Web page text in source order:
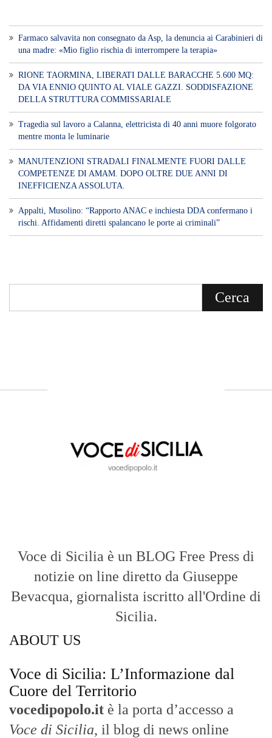
Farmaco salvavita non consegnato da Asp, la denuncia ai Carabinieri di
una madre: «Mio figlio rischia di interrompere la terapia»
RIONE TAORMINA, LIBERATI DALLE BARACCHE 5.600 MQ:
DA VIA ENNIO QUINTO AL VIALE GAZZI. SODDISFAZIONE
DELLA STRUTTURA COMMISSARIALE
Tragedia sul lavoro a Calanna, elettricista di 40 anni muore folgorato
mentre monta le luminarie
MANUTENZIONI STRADALI FINALMENTE FUORI DALLE
COMPETENZE DI AMAM. DOPO OLTRE DUE ANNI DI
INEFFICIENZA ASSOLUTA.
​Appalti, Musolino: “Rapporto ANAC e inchiesta DDA confermano i
rischi. Affidamenti diretti spalancano le porte ai criminali”
Voce di Sicilia è un BLOG Free Press di
notizie on line diretto da Giuseppe
Bevacqua, giornalista iscritto all'Ordine di
Sicilia.
ABOUT US
Voce di Sicilia: L’Informazione dal
Cuore del Territorio
vocedipopolo.it è la porta d’accesso a
Voce di Sicilia, il blog di news online